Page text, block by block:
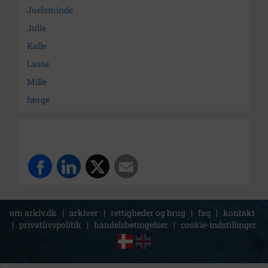
Juelsminde
Julle
Kalle
Lasse
Mille
færge
om arkiv.dk | arkiver | rettigheder og brug | faq | kontakt
| privatlivspolitik | handelsbetingelser | cookie-indstillinger